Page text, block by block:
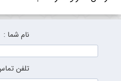
نام شما :
تلفن